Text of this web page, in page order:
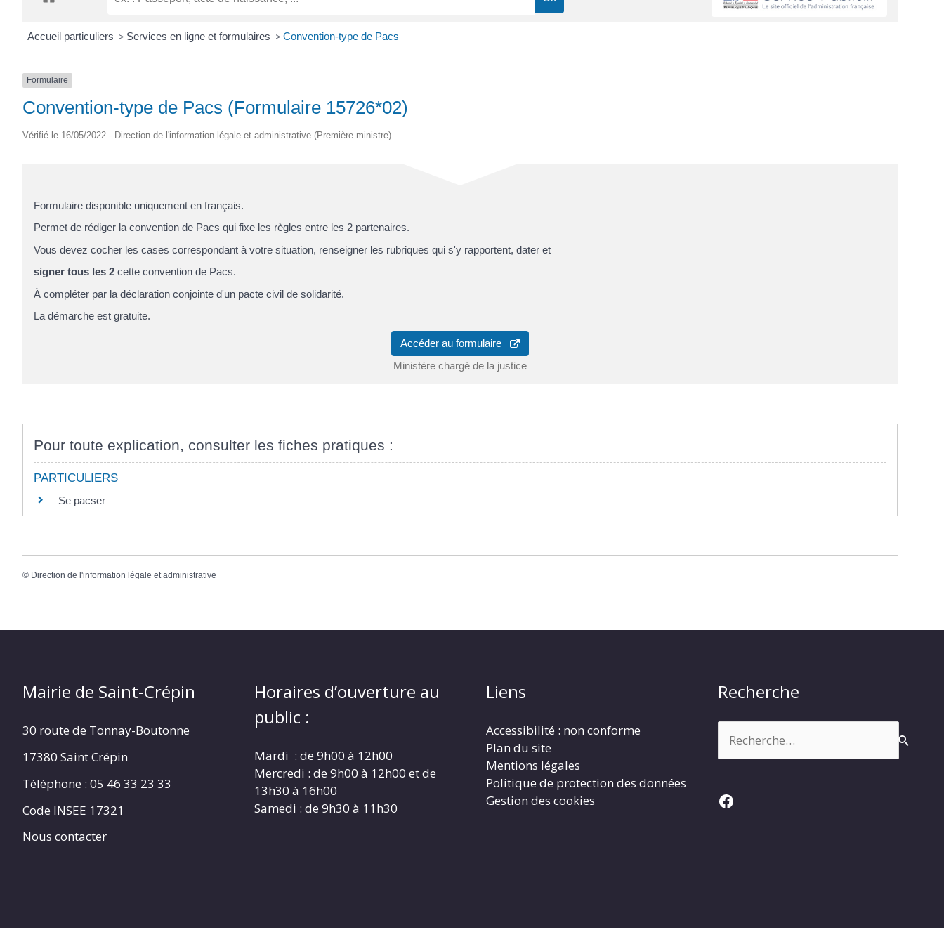
Accueil particuliers > Services en ligne et formulaires > Convention-type de Pacs
Formulaire
Convention-type de Pacs (Formulaire 15726*02)
Vérifié le 16/05/2022 - Direction de l'information légale et administrative (Première ministre)
Formulaire disponible uniquement en français.
Permet de rédiger la convention de Pacs qui fixe les règles entre les 2 partenaires.
Vous devez cocher les cases correspondant à votre situation, renseigner les rubriques qui s'y rapportent, dater et
signer tous les 2 cette convention de Pacs.
À compléter par la déclaration conjointe d'un pacte civil de solidarité.
La démarche est gratuite.
Accéder au formulaire
Ministère chargé de la justice
Pour toute explication, consulter les fiches pratiques :
PARTICULIERS
Se pacser
© Direction de l'information légale et administrative
Mairie de Saint-Crépin
30 route de Tonnay-Boutonne
17380 Saint Crépin
Téléphone : 05 46 33 23 33
Code INSEE 17321
Nous contacter
Horaires d’ouverture au
public :
Mardi : de 9h00 à 12h00
Mercredi : de 9h00 à 12h00 et de
13h30 à 16h00
Samedi : de 9h30 à 11h30
Liens
Accessibilité : non conforme
Plan du site
Mentions légales
Politique de protection des données
Gestion des cookies
Recherche
Facebook